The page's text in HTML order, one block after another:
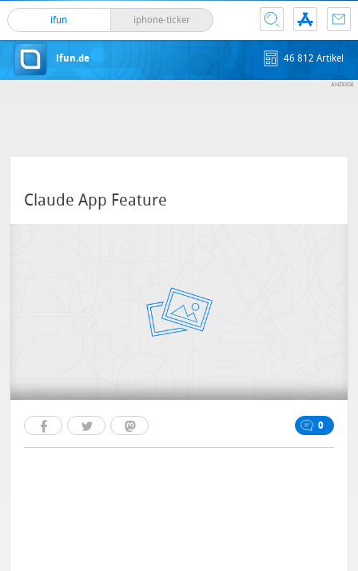
ifun iphone-ticker
ifun.de 46 812 Artikel
Claude App Feature
0